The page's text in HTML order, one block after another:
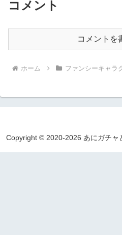
コメント
コメントを
ホーム ファンシーキャラ
Copyright © 2020-2026 あにガチャ